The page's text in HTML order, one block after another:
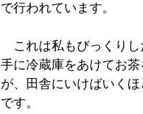
で行われています。
これは私もびっくりし
手に冷蔵庫をあけてお
が、田舎にいけばいく
です。